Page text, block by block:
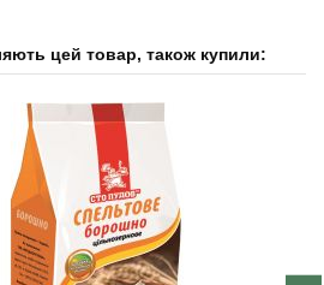
цей товар, також купили: